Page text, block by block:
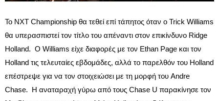
Το NXT Championship θα τεθεί επί τάπητος όταν ο Trick Williams
θα υπερασπιστεί τον τίτλο του απέναντι στον επικίνδυνο Ridge
Holland. Ο Williams είχε διαφορές με τον Ethan Page και τον
Holland τις τελευταίες εβδομάδες, αλλά το παρελθόν του Holland
επέστρεψε για να τον στοιχειώσει με τη μορφή του Andre
Chase. Η αναταραχή γύρω από τους Chase U παρακίνησε τον